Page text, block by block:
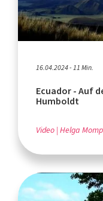
16.04.2024 - 11 Min.
Ecuador - Auf
Humboldt
Video Helga